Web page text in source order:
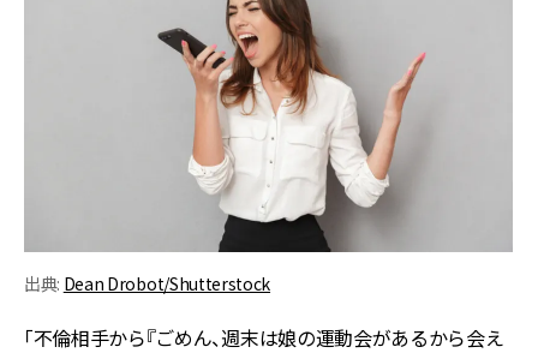
出典: Dean Drobot/Shutterstock
「不倫相手から『ごめん、週末は娘の運動会があるから会え